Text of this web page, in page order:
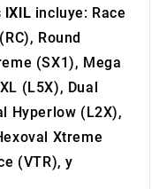
IXIL incluye: Race
Round
(SX1), Mega
(L5X), Dual
Hyperlow (L2X),
Xtreme
(VTR), y